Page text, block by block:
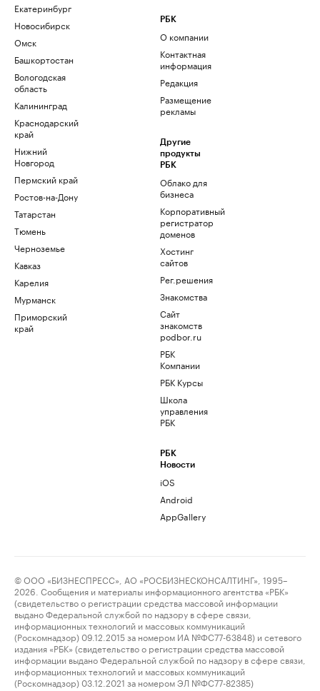
Екатеринбург
Новосибирск
Омск
Башкортостан
Вологодская
область
Калининград
Краснодарский
край
Нижний
Новгород
Пермский край
Ростов-на-Дону
Татарстан
Тюмень
Черноземье
Кавказ
Карелия
Мурманск
Приморский
край
РБК
О компании
Контактная
информация
Редакция
Размещение
рекламы
Другие
продукты
РБК
Облако для
бизнеса
Корпоративный
регистратор
доменов
Хостинг
сайтов
Рег.решения
Знакомства
Сайт
знакомств
podbor.ru
РБК
Компании
РБК Курсы
Школа
управления
РБК
РБК
Новости
iOS
Android
AppGallery
© ООО «БИЗНЕСПРЕСС», АО «РОСБИЗНЕСКОНСАЛТИНГ», 1995–
2026. Сообщения и материалы информационного агентства «РБК»
(свидетельство о регистрации средства массовой информации
выдано Федеральной службой по надзору в сфере связи,
информационных технологий и массовых коммуникаций
(Роскомнадзор) 09.12.2015 за номером ИА №ФС77-63848) и сетевого
издания «РБК» (свидетельство о регистрации средства массовой
информации выдано Федеральной службой по надзору в сфере связи,
информационных технологий и массовых коммуникаций
(Роскомнадзор) 03.12.2021 за номером ЭЛ №ФС77-82385)